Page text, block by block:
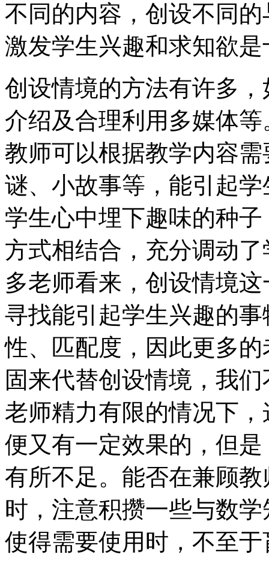
不同的内容，创设不同
激发学生兴趣和求知欲
创设情境的方法有许多
介绍及合理利用多媒体
教师可以根据教学内容
谜、小故事等，能引起
学生心中埋下趣味的种
方式相结合，充分调动
多老师看来，创设情境
寻找能引起学生兴趣的
性、匹配度，因此更多
固来代替创设情境，我
老师精力有限的情况下
便又有一定效果的，但
有所不足。能否在兼顾
时，注意积攒一些与数
使得需要使用时，不至